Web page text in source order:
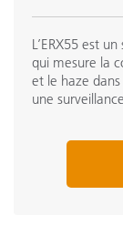
L’ERX55 est
qui mesure la
et le haze
une